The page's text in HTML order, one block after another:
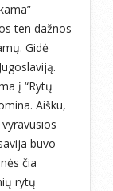
ten dažnos
Gidė
į “Rytų
Aišku,
buvo
čia
rytų